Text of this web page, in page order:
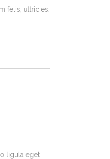
felis, ultricies.
ligula eget